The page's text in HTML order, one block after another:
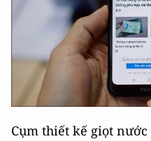
Cụm thiết kế giọt